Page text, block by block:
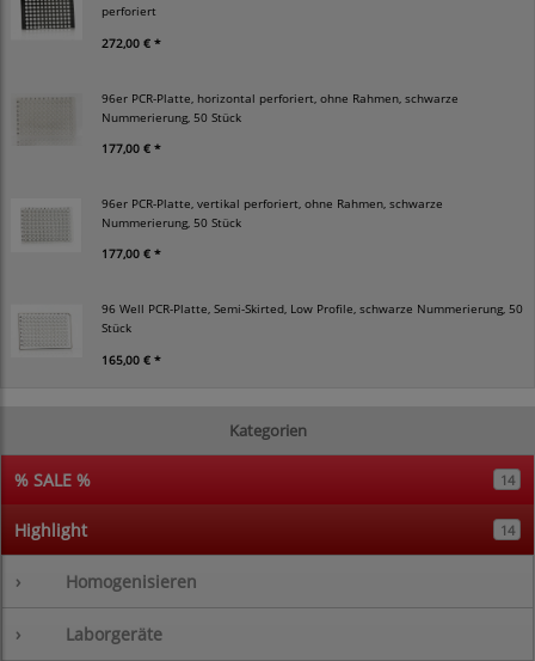
perforiert
272,00 € *
96er PCR-Platte, horizontal perforiert, ohne Rahmen, schwarze
Nummerierung, 50 Stück
177,00 € *
96er PCR-Platte, vertikal perforiert, ohne Rahmen, schwarze
Nummerierung, 50 Stück
177,00 € *
96 Well PCR-Platte, Semi-Skirted, Low Profile, schwarze Nummerierung, 50
Stück
165,00 € *
Kategorien
% SALE % 14
Highlight 14
› Homogenisieren
› Laborgeräte